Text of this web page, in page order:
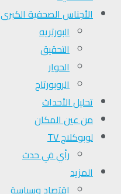
الأجناس الصحفية الكبرى
البورتريه
التحقیق
الحوار
الروبورتاج
تحلیل الأحداث
من عين المكان
لوبوكلاج TV
رأي في حدث
المزيد
اقتصاد وسياسة